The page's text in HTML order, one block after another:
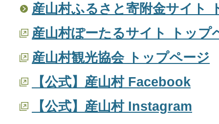
産山村ふるさと寄附金サイト
産山村ぽーたるサイト トップ
産山村観光協会 トップページ
【公式】産山村 Facebook
【公式】産山村 Instagram